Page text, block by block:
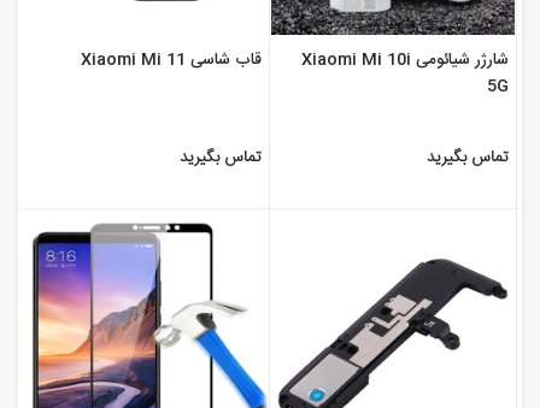
شارژر شیائومی Xiaomi Mi 10i
5G
تماس بگیرید
قاب شاسی Xiaomi Mi 11
تماس بگیرید